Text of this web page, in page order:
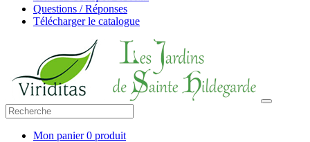
Questions / Réponses
Télécharger le catalogue
Mon panier0 produit